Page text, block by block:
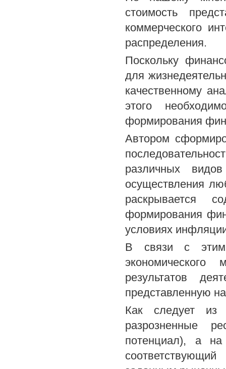
стоимость
коммерческого
распределения.
Поскольку
для
качественному
этого
формирования
Автором
различных
осуществления
раскрывается
формирования
условиях
В связи с этим
результатов
представленную
Как следует из
разрозненные
потенциал), а